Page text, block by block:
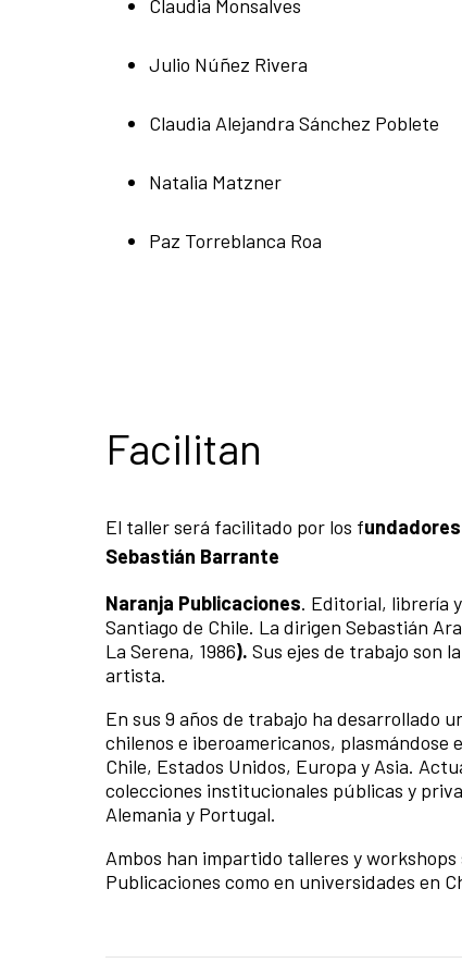
Claudia Monsalves
Julio Núñez Rivera
Claudia Alejandra Sánchez Poblete
Natalia Matzner
Paz Torreblanca Roa
Facilitan
El taller será facilitado por los f
Sebastián Barrante
Naranja Publicaciones. Editorial, librería
Santiago de Chile. La dirigen Sebastián
La Serena, 1986). Sus ejes de trabajo son
artista.
En sus 9 años de trabajo ha desarrollado
chilenos e iberoamericanos, plasmándose
Chile, Estados Unidos, Europa y Asia.
colecciones institucionales públicas y
Alemania y Portugal.
Ambos han impartido talleres y
Publicaciones como en universidades en